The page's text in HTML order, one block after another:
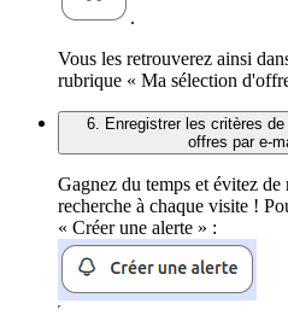
.
Vous les retrouverez ainsi
rubrique « Ma sélection
6. Enregistrer les critères
offres par e-
Gagnez du temps et évitez de
recherche à chaque visite !
« Créer une alerte » :